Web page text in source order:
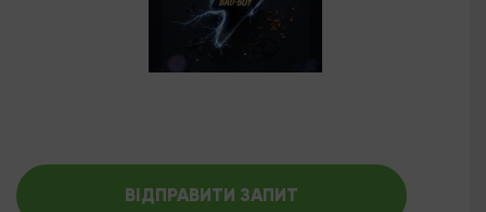
ВІДПРАВИТИ ЗАПИТ